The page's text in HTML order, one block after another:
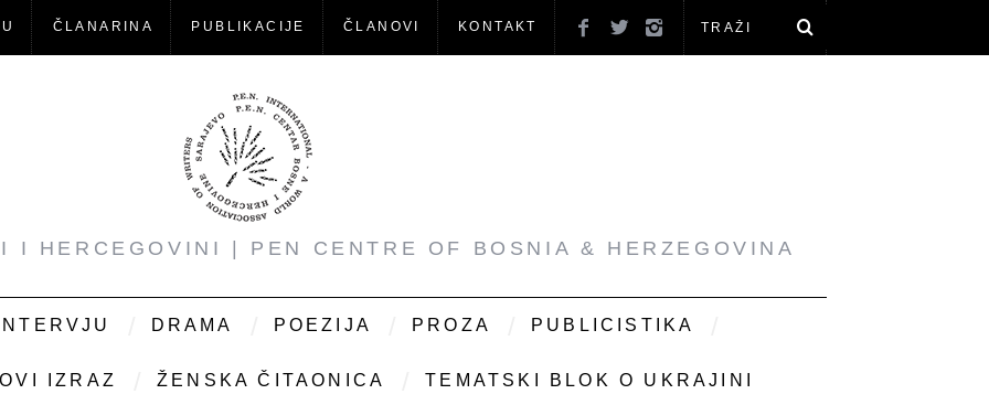
ČLANARINA PUBLIKACIJE ČLANOVI KONTAKT
I HERCEGOVINI | PEN CENTRE OF BOSNIA & HERZEGOVINA
INTERVJU DRAMA POEZIJA PROZA PUBLICISTIKA
IZRAZ ŽENSKA ČITAONICA TEMATSKI BLOK O UKRAJINI